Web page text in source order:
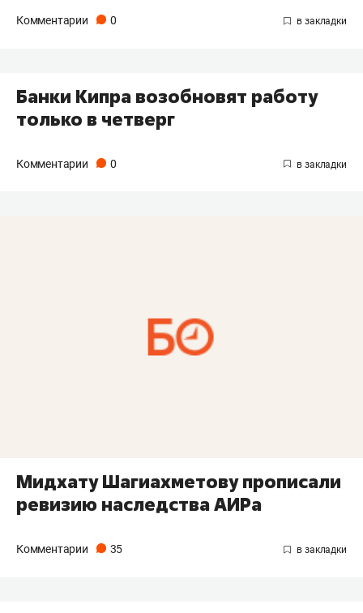
Комментарии 0
Банки Кипра возобновят работу
только в четверг
Комментарии 0
Мидхату Шагиахметову прописали
ревизию наследства АИРа
Комментарии 35